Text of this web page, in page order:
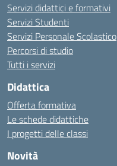
Servizi didattici e formativi
Servizi Studenti
Servizi Personale Scolastico
Percorsi di studio
Tutti i servizi
Didattica
Offerta formativa
Le schede didattiche
I progetti delle classi
Novità